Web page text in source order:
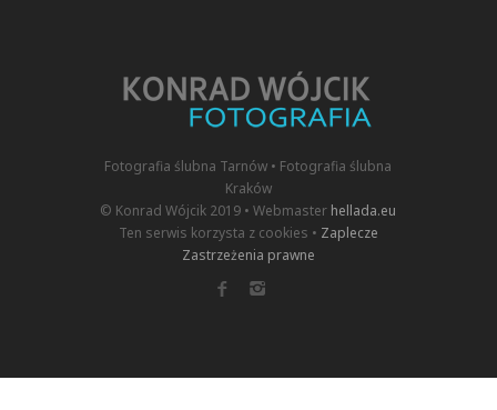
Fotografia ślubna Tarnów • Fotografia ślubna
Kraków
© Konrad Wójcik 2019 • Webmaster hellada.eu
Ten serwis korzysta z cookies • Zaplecze
Zastrzeżenia prawne